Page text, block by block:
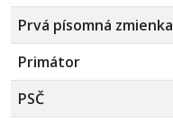
Prvá písomná zmienka
Primátor
PSČ